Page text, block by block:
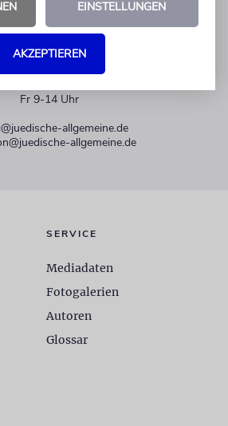
Fr 9-14 Uhr
allgemeine.de
allgemeine.de
SERVICE
Mediadaten
Fotogalerien
Autoren
Glossar
EINSTELLUNGEN
AKZEPTIEREN